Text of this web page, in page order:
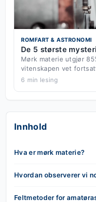
ROMFART & ASTRONOMI
De 5 største
Mørk materie utgjør
vitenskapen vet
6 min lesing
Innhold
Hva er mørk materie?
Hvordan observerer vi
Feltmetoder for